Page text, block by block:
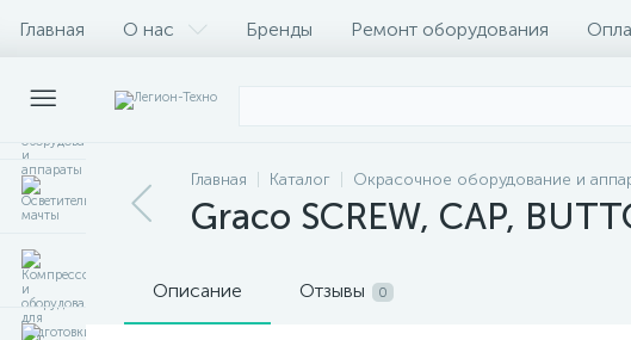
Главная О нас Бренды Ремонт оборудования
Главная Каталог Окрасочное оборудование и
Graco SCREW, CAP,
Описание Отзывы 0